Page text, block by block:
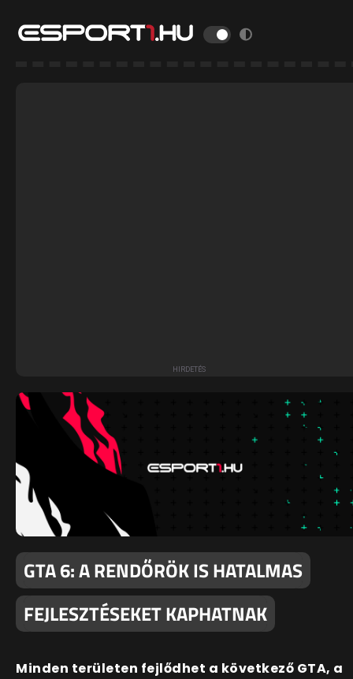
GTA 6: A RENDŐRÖK IS HATALMAS
FEJLESZTÉSEKET KAPHATNAK
Minden területen fejlődhet a következő GTA, a